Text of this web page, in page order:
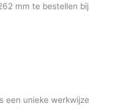
mm te bestellen bij
een unieke werkwijze